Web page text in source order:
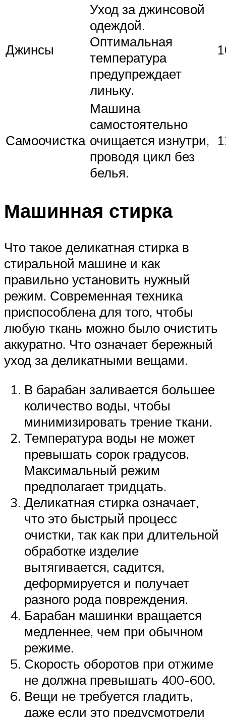
Джинсы
Уход за джинсовой
одеждой.
Оптимальная
температура
предупреждает
линьку.
Самоочистка
Машина
самостоятельно
очищается изнутри,
проводя цикл без
белья.
Машинная стирка
Что такое деликатная стирка в
стиральной машине и как
правильно установить нужный
режим. Современная техника
приспособлена для того, чтобы
любую ткань можно было очистить
аккуратно. Что означает бережный
уход за деликатными вещами.
В барабан заливается большее
количество воды, чтобы
минимизировать трение ткани.
Температура воды не может
превышать сорок градусов.
Максимальный режим
предполагает тридцать.
Деликатная стирка означает,
что это быстрый процесс
очистки, так как при длительной
обработке изделие
вытягивается, садится,
деформируется и получает
разного рода повреждения.
Барабан машинки вращается
медленнее, чем при обычном
режиме.
Скорость оборотов при отжиме
не должна превышать 400-600.
Вещи не требуется гладить,
даже если это предусмотрели